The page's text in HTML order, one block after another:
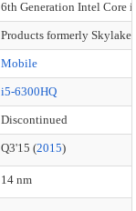
6th Generation Intel Core
Products formerly Skylake
Mobile
i5-6300HQ
Discontinued
Q3'15 (2015)
14 nm